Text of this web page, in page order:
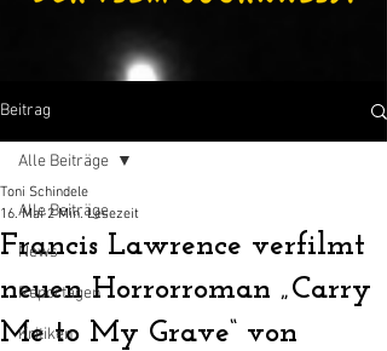
Beitrag
Alle Beiträge
News
Reportagen
Kritiken
Alle Beiträge
Francis Lawrence verfilmt
neuen Horrorroman „Carry
Me to My Grave“ von
Toni Schindele
16. Mai 2 Min. Lesezeit